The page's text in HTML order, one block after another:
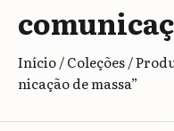
Início/Coleções/
nicação de massa”